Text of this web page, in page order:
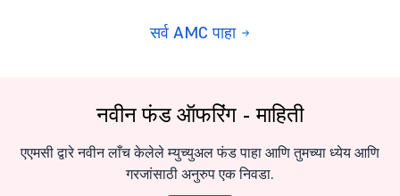
सर्व AMC पाहा
नवीन फंड ऑफरिंग - माहिती
एएमसी द्वारे नवीन लाँच केलेले म्युच्युअल फंड पाहा आणि तुमच्या ध्येय आणि
गरजांसाठी अनुरुप एक निवडा.